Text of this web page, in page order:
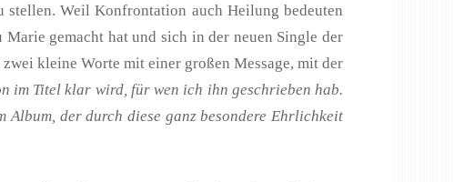
Weil Konfrontation auch Heilung bedeuten
gemacht hat und sich in der neuen Single der
kleine Worte mit einer großen Message, mit der
im Titel klar wird, für wen ich ihn geschrieben hab.
Album, der durch diese ganz besondere Ehrlichkeit